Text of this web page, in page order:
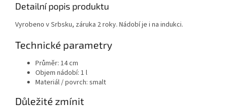
Detailní popis produktu
Vyrobeno v Srbsku, záruka 2 roky. Nádobí je i na indukci.
Technické parametry
Průměr: 14 cm
Objem nádobí: 1 l
Materiál / povrch: smalt
Důležité zmínit